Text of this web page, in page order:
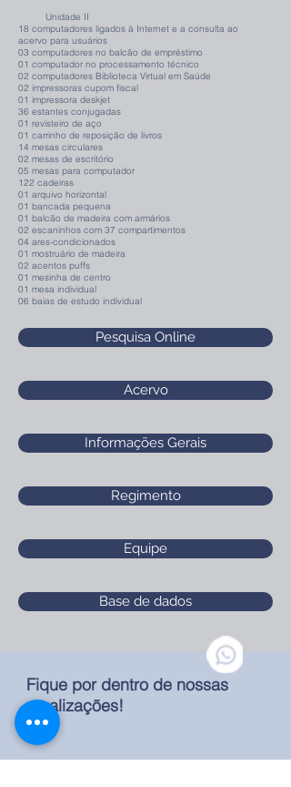
Unidade II
18 computadores ligados à Internet e a consulta ao
acervo para usuários
03 computadores no balcão de empréstimo
01 computador no processamento técnico
02 computadores Biblioteca Virtual em Saúde
02 impressoras cupom fiscal
01 impressora deskjet
36 estantes conjugadas
01 revisteiro de aço
01 carrinho de reposição de livros
14 mesas circulares
02 mesas de escritório
05 mesas para computador
122 cadeiras
01 arquivo horizontal
01 bancada pequena
01 balcão de madeira com armários
02 escaninhos com 37 compartimentos
04 ares-condicionados
01 mostruário de madeira
02 acentos puffs
01 mesinha de centro
01 mesa individual
06 baias de estudo individual
Pesquisa Online
Acervo
Informações Gerais
Regimento
Equipe
Base de dados
Fique por dentro de nossas
atualizações!